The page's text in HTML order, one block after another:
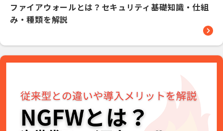
ファイアウォールとは？セキュリティ基礎知識・仕組
み・種類を解説